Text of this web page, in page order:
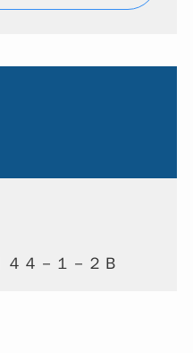
４－１－２Ｂ